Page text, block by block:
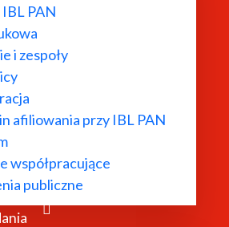
PAN
i zespoły
afiliowania przy IBL PAN
współpracujące
publiczne